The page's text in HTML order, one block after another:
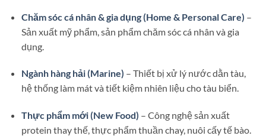
Chăm sóc cá nhân & gia dụng (Home & Personal Care) –
Sản xuất mỹ phẩm, sản phẩm chăm sóc cá nhân và gia
dụng.
Ngành hàng hải (Marine) – Thiết bị xử lý nước dằn tàu,
hệ thống làm mát và tiết kiệm nhiên liệu cho tàu biển.
Thực phẩm mới (New Food) – Công nghệ sản xuất
protein thay thế, thực phẩm thuần chay, nuôi cấy tế bào.